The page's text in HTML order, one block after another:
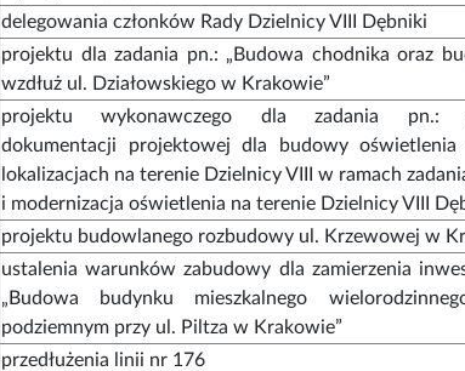
delegowania członków Rady Dzielnicy VIII Dębniki
projektu dla zadania pn.: „Budowa chodnika oraz
wzdłuż ul. Działowskiego w Krakowie”
projektu wykonawczego dla zadania pn.:
dokumentacji projektowej dla budowy
lokalizacjach na terenie Dzielnicy VIII w ramach
i modernizacja oświetlenia na terenie Dzielnicy VIII
projektu budowlanego rozbudowy ul. Krzewowej w
ustalenia warunków zabudowy dla zamierzenia
„Budowa budynku mieszkalnego
podziemnym przy ul. Piltza w Krakowie”
przedłużenia linii nr 176